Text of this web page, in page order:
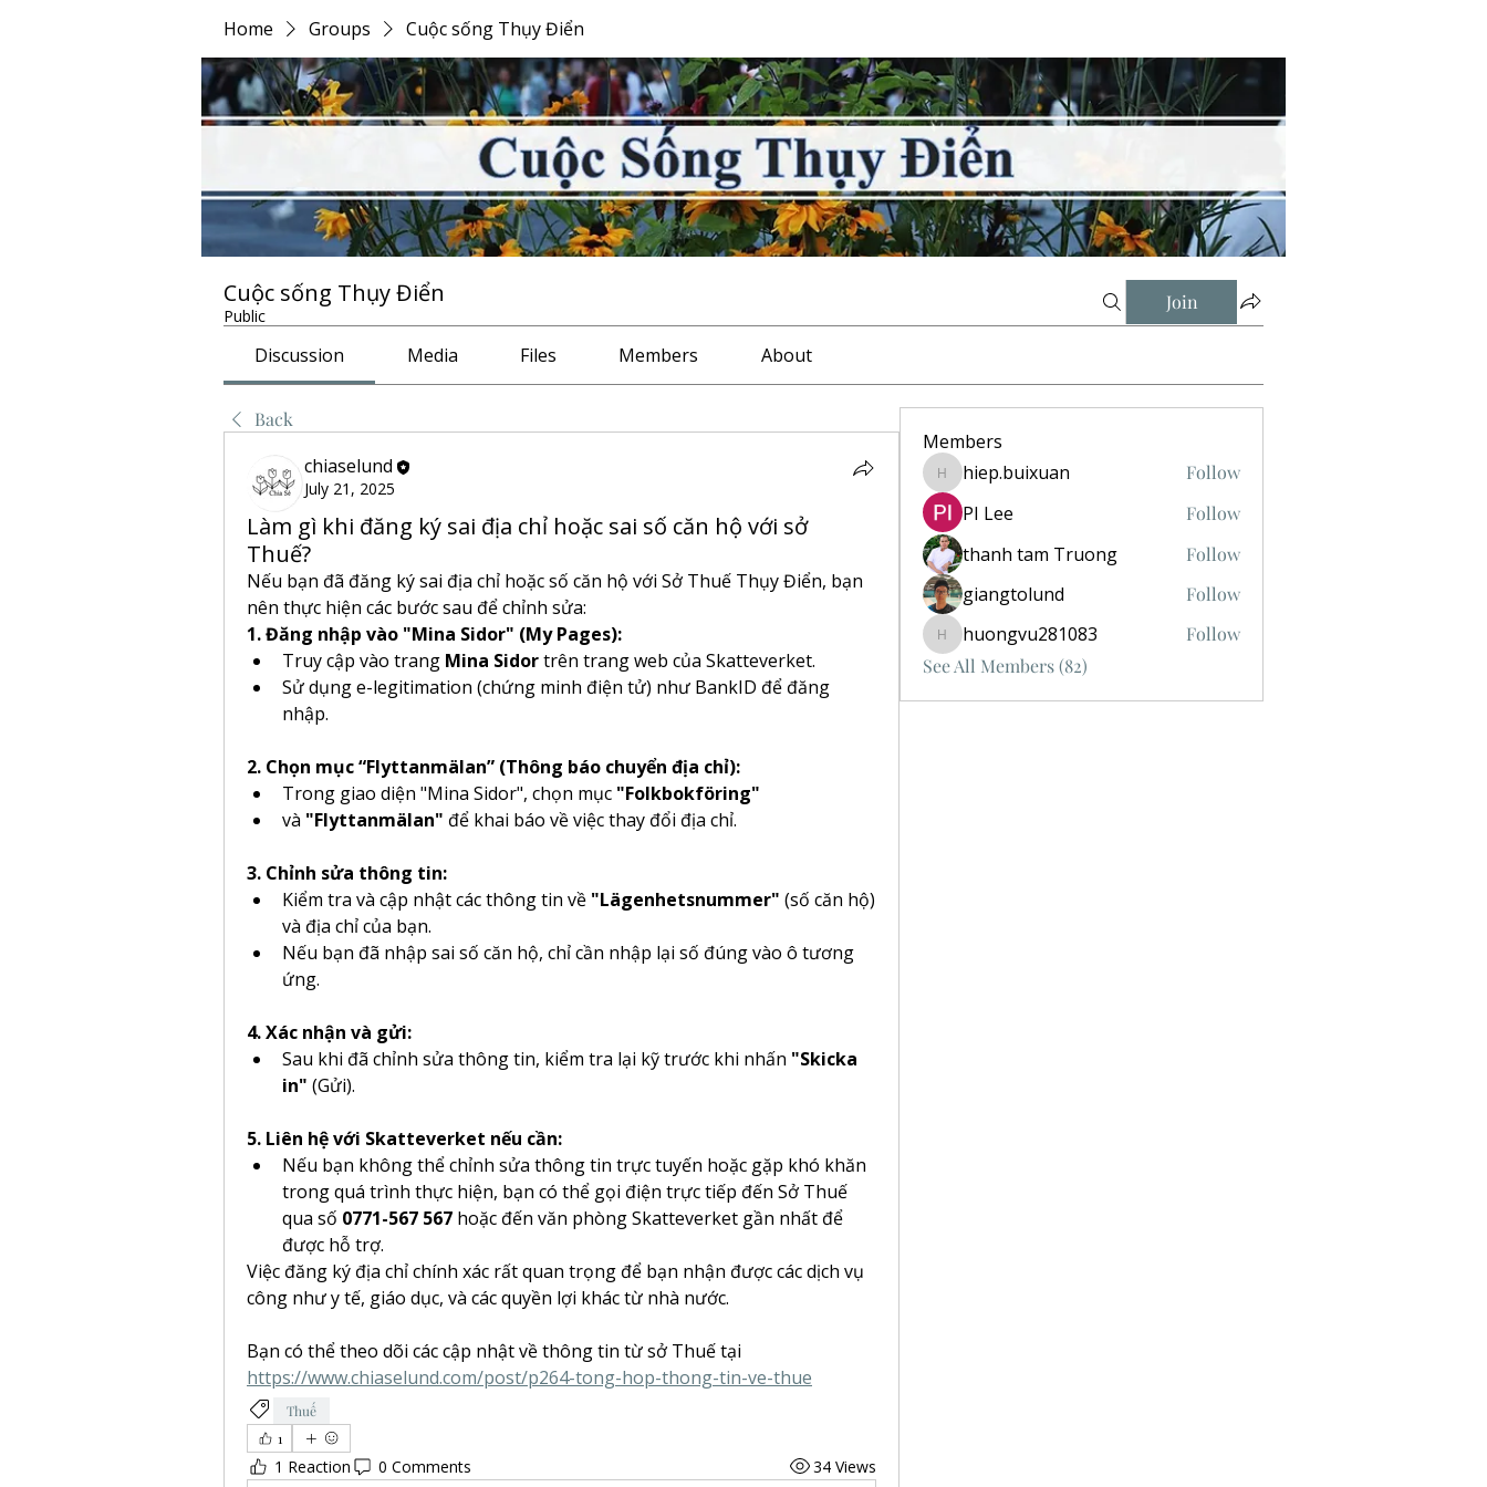
Home Groups Cuộc sống Thụy Điển
Cuộc sống Thụy Điển
Public
Join
Discussion Media Files Members About
Back
chiaselund
July 21, 2025
Làm gì khi đăng ký sai địa chỉ hoặc sai số căn hộ với sở
Thuế?
Nếu bạn đã đăng ký sai địa chỉ hoặc số căn hộ với Sở Thuế Thụy Điển, bạn
nên thực hiện các bước sau để chỉnh sửa:
1. Đăng nhập vào "Mina Sidor" (My Pages):
Truy cập vào trang Mina Sidor trên trang web của Skatteverket.
Sử dụng e-legitimation (chứng minh điện tử) như BankID để đăng
nhập.
2. Chọn mục “Flyttanmälan” (Thông báo chuyển địa chỉ):
Trong giao diện "Mina Sidor", chọn mục "Folkbokföring"
và "Flyttanmälan" để khai báo về việc thay đổi địa chỉ.
3. Chỉnh sửa thông tin:
Kiểm tra và cập nhật các thông tin về "Lägenhetsnummer" (số căn hộ)
và địa chỉ của bạn.
Nếu bạn đã nhập sai số căn hộ, chỉ cần nhập lại số đúng vào ô tương
ứng.
4. Xác nhận và gửi:
Sau khi đã chỉnh sửa thông tin, kiểm tra lại kỹ trước khi nhấn "Skicka
in" (Gửi).
5. Liên hệ với Skatteverket nếu cần:
Nếu bạn không thể chỉnh sửa thông tin trực tuyến hoặc gặp khó khăn
trong quá trình thực hiện, bạn có thể gọi điện trực tiếp đến Sở Thuế
qua số 0771-567 567 hoặc đến văn phòng Skatteverket gần nhất để
được hỗ trợ.
Việc đăng ký địa chỉ chính xác rất quan trọng để bạn nhận được các dịch vụ
công như y tế, giáo dục, và các quyền lợi khác từ nhà nước.
Bạn có thể theo dõi các cập nhật về thông tin từ sở Thuế tại
https://www.chiaselund.com/post/p264-tong-hop-thong-tin-ve-thue
Thuế
1
1 Reaction 0 Comments 34 Views
Members
hiep.buixuan
hiep.buixuan Follow
PI Lee Follow
thanh tam Truong Follow
giangtolund Follow
huongvu281083
huongvu281083
Follow
See All Members (82)